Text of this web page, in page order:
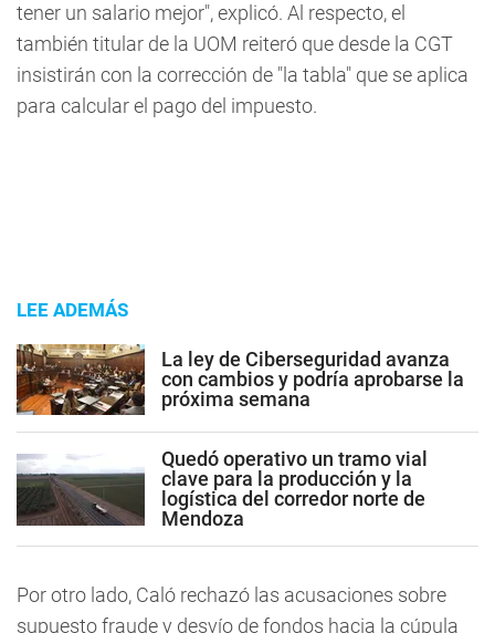
tener un salario mejor", explicó. Al respecto, el
también titular de la UOM reiteró que desde la CGT
insistirán con la corrección de "la tabla" que se aplica
para calcular el pago del impuesto.
LEE ADEMÁS
La ley de Ciberseguridad avanza
con cambios y podría aprobarse la
próxima semana
Quedó operativo un tramo vial
clave para la producción y la
logística del corredor norte de
Mendoza
Por otro lado, Caló rechazó las acusaciones sobre
supuesto fraude y desvío de fondos hacia la cúpula